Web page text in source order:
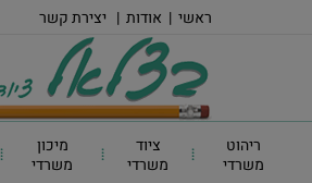
ראשי | אודות | יצירת קשר
ריהוט
משרדי
ציוד
משרדי
מיכון
משרדי